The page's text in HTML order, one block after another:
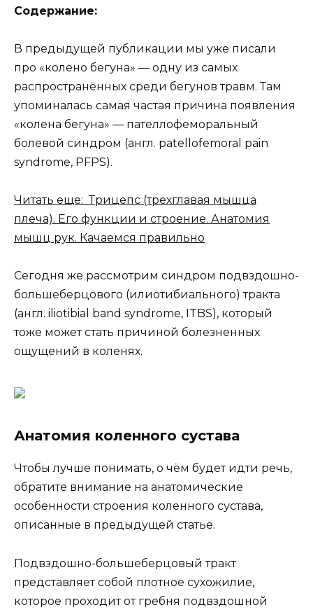
Содержание:
В предыдущей публикации мы уже писали
про «колено бегуна» — одну из самых
распространённых среди бегунов травм. Там
упоминалась самая частая причина появления
«колена бегуна» — пателлофеморальный
болевой синдром (англ. patellofemoral pain
syndrome, PFPS).
Читать еще: Трицепс (трехглавая мышца
плеча). Его функции и строение. Анатомия
мышц рук. Качаемся правильно
Сегодня же рассмотрим синдром подвздошно-
большеберцового (илиотибиального) тракта
(англ. iliotibial band syndrome, ITBS), который
тоже может стать причиной болезненных
ощущений в коленях.
Анатомия коленного сустава
Чтобы лучше понимать, о чём будет идти речь,
обратите внимание на анатомические
особенности строения коленного сустава,
описанные в предыдущей статье.
Подвздошно-большеберцовый тракт
представляет собой плотное сухожилие,
которое проходит от гребня подвздошной